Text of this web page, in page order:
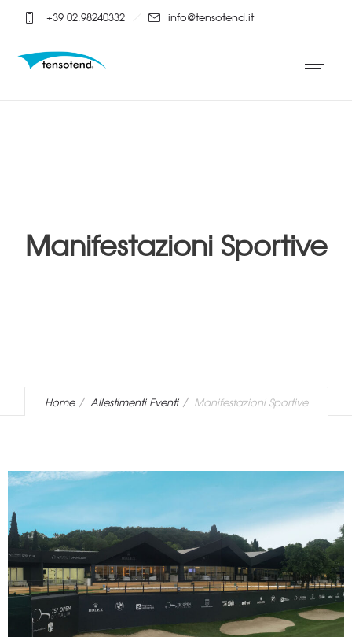
+39 02.98240332 info@tensotend.it
Manifestazioni Sportive
Home Allestimenti Eventi Manifestazioni Sportive